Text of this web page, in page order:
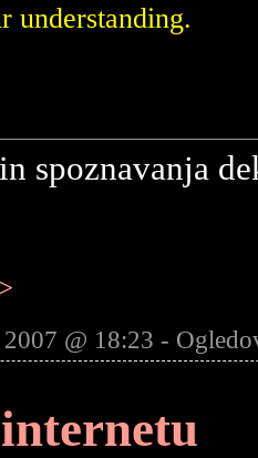
understanding.
spoznavanja
2007 @ 18:23 -